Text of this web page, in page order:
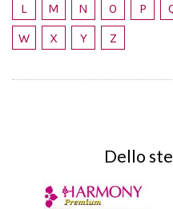
Calendario
L
M N O P
W
X Y Z
Dello